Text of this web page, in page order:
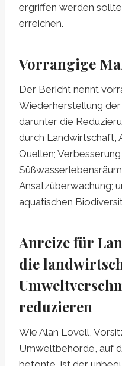
ergriffen werden
erreichen.
Vorrangige
Der Bericht nennt
Wiederherstellung
darunter die
durch Landwirtschaft,
Quellen;
Ansatzüberwachung;
aquatischen
Anreize für
die
reduzieren
Wie Alan Lovell,
Umweltbehörde, auf